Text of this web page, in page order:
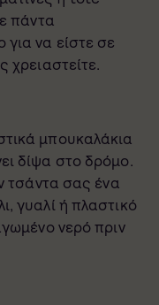
πάντα
να είστε σε
χρειαστείτε.
μπουκαλάκια
δίψα στο δρόμο.
τσάντα σας ένα
γυαλί ή πλαστικό
νερό πριν